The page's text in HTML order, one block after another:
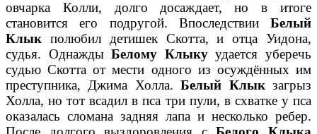
овчарка Колли, долго досаждает, но в итоге
становится его подругой. Впоследствии Белый
Клык полюбил детишек Скотта, и отца Уидона,
судья. ОднаждыБелому Клыкуудается уберечь
судью Скотта от мести одного из осуждённых им
преступника, Джима Холла.Белый Клыкзагрыз
Холла, но тот всадил в пса три пули, в схватке у пса
оказалась сломана задняя лапа и несколько ребер.